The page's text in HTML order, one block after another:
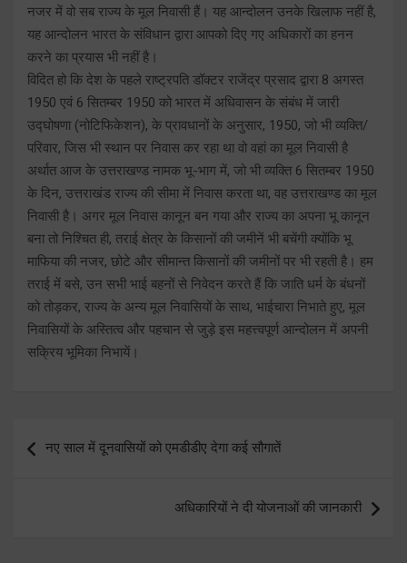
नजर में वो सब राज्य के मूल निवासी हैं। यह आन्दोलन उनके खिलाफ नहीं है,
यह आन्दोलन भारत के संविधान द्वारा आपको दिए गए अधिकारों का हनन
करने का प्रयास भी नहीं है।
विदित हो कि देश के पहले राष्ट्रपति डॉक्टर राजेंद्र प्रसाद द्वारा 8 अगस्त
1950 एवं 6 सितम्बर 1950 को भारत में अधिवासन के संबंध में जारी
उद्घोषणा (नोटिफिकेशन), के प्रावधानों के अनुसार, 1950, जो भी व्यक्ति/
परिवार, जिस भी स्थान पर निवास कर रहा था वो वहां का मूल निवासी है
अर्थात आज के उत्तराखण्ड नामक भू-भाग में, जो भी व्यक्ति 6 सितम्बर 1950
के दिन, उत्तराखंड राज्य की सीमा में निवास करता था, वह उत्तराखण्ड का मूल
निवासी है। अगर मूल निवास कानून बन गया और राज्य का अपना भू कानून
बना तो निश्चित ही, तराई क्षेत्र के किसानों की जमीनें भी बचेंगी क्योंकि भू
माफिया की नजर, छोटे और सीमान्त किसानों की जमीनों पर भी रहती है। हम
तराई में बसे, उन सभी भाई बहनों से निवेदन करते हैं कि जाति धर्म के बंधनों
को तोड़कर, राज्य के अन्य मूल निवासियों के साथ, भाईचारा निभाते हुए, मूल
निवासियों के अस्तित्व और पहचान से जुड़े इस महत्त्वपूर्ण आन्दोलन में अपनी
सक्रिय भूमिका निभायें।
navigation
नए साल में दूनवासियों को एमडीडीए देगा कई सौगातें
अधिकारियों ने दी योजनाओं की जानकारी